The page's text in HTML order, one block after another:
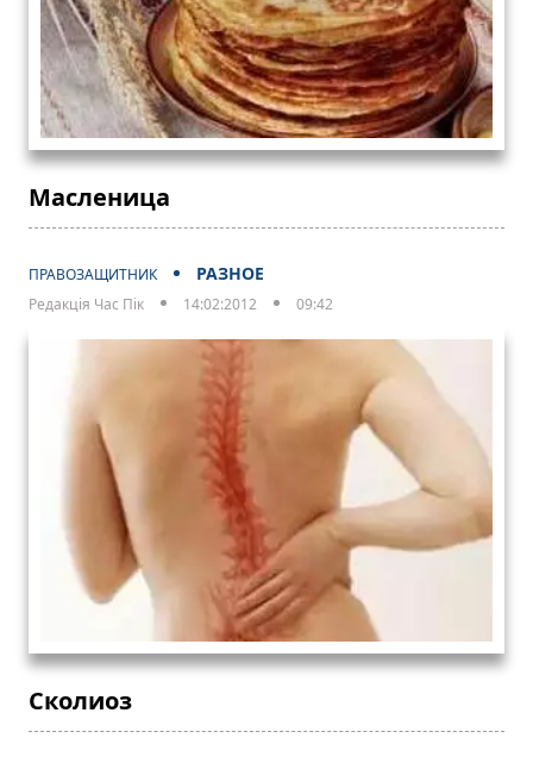
Масленица
ПРАВОЗАЩИТНИК РАЗНОЕ
Редакція Час Пік 14:02:2012 09:42
Сколиоз